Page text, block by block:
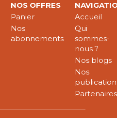
NOS OFFRES
Panier
Nos
abonnements
Accueil
Qui
sommes-
nous ?
Nos blogs
Nos
Partenaires